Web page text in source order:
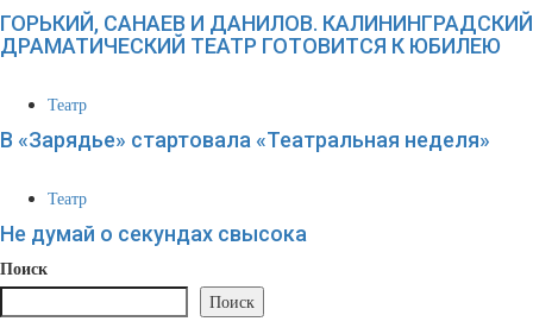
ГОРЬКИЙ, САНАЕВ И ДАНИЛОВ. КАЛИНИНГРАДСКИЙ
ДРАМАТИЧЕСКИЙ ТЕАТР ГОТОВИТСЯ К ЮБИЛЕЮ
Театр
В «Зарядье» стартовала «Театральная неделя»
Театр
Не думай о секундах свысока
Поиск
Поиск